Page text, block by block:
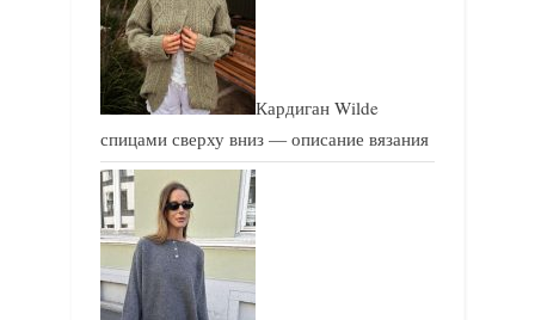
Кардиган Wilde
спицами сверху вниз — описание вязания